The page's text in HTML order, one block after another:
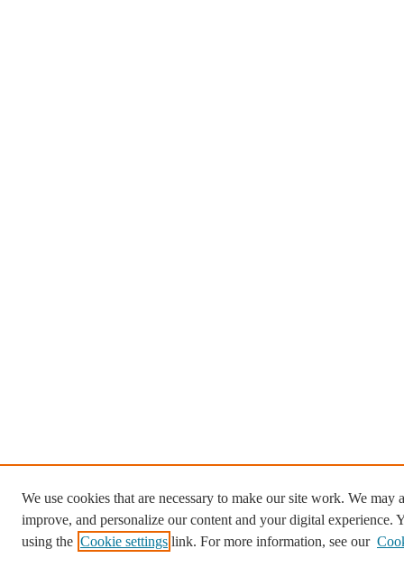
We use cookies that are necessary to make our site work. We may
improve, and personalize our content and your digital experience.
using the Cookie settings link. For more information, see our